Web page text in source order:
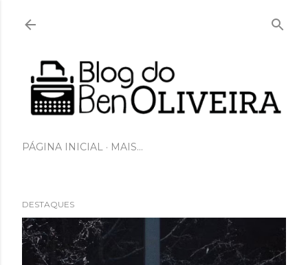
PÁGINA INICIAL MAIS…
DESTAQUES